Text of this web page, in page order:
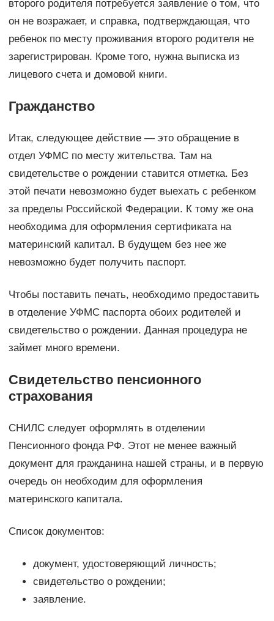
второго родителя потребуется заявление о том, что
он не возражает, и справка, подтверждающая, что
ребенок по месту проживания второго родителя не
зарегистрирован. Кроме того, нужна выписка из
лицевого счета и домовой книги.
Гражданство
Итак, следующее действие — это обращение в
отдел УФМС по месту жительства. Там на
свидетельстве о рождении ставится отметка. Без
этой печати невозможно будет выехать с ребенком
за пределы Российской Федерации. К тому же она
необходима для оформления сертификата на
материнский капитал. В будущем без нее же
невозможно будет получить паспорт.
Чтобы поставить печать, необходимо предоставить
в отделение УФМС паспорта обоих родителей и
свидетельство о рождении. Данная процедура не
займет много времени.
Свидетельство пенсионного
страхования
СНИЛС следует оформлять в отделении
Пенсионного фонда РФ. Этот не менее важный
документ для гражданина нашей страны, и в первую
очередь он необходим для оформления
материнского капитала.
Список документов:
документ, удостоверяющий личность;
свидетельство о рождении;
заявление.